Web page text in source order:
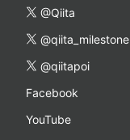
@Qiita
@qiita_milestone
@qiitapoi
Facebook
YouTube